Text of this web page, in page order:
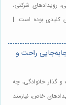
رویدادهای شرکتی،
کلیدی بوده است. |
راحت و
خانوادگی، چه
خاص، نیازمند